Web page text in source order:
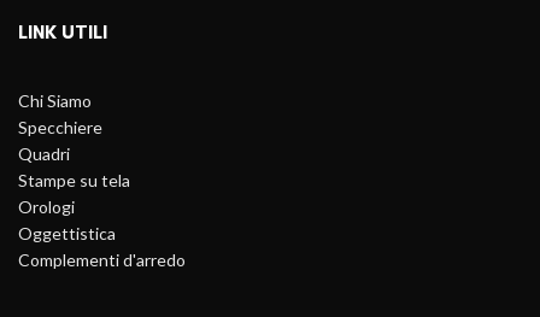
LINK UTILI
Chi Siamo
Specchiere
Quadri
Stampe su tela
Orologi
Oggettistica
Complementi d'arredo